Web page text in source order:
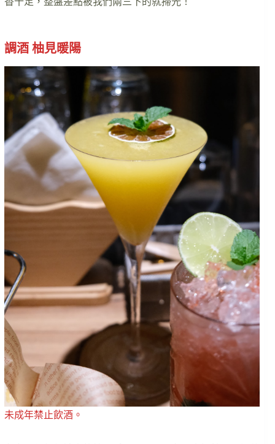
調酒 柚見暖陽
未成年禁止飲酒。